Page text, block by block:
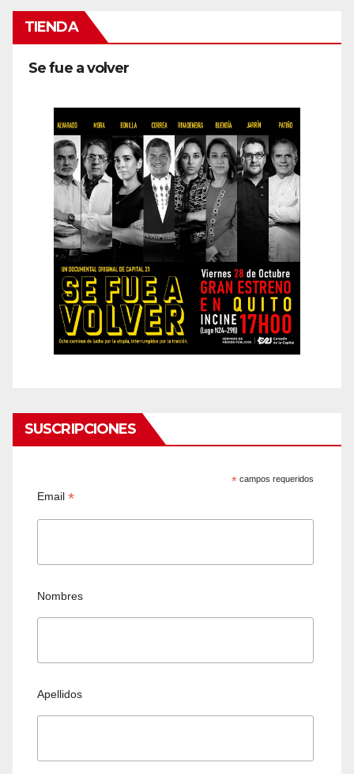
TIENDA
Se fue a volver
SUSCRIPCIONES
* campos requeridos
Email*
Nombres
Apellidos